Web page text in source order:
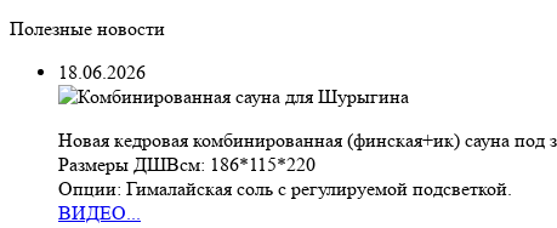
Полезные новости
18.06.2026
Новая кедровая комбинированная (финская+ик) сауна под
Размеры ДШВсм: 186*115*220
Опции: Гималайская соль с регулируемой подсветкой.
ВИДЕО...